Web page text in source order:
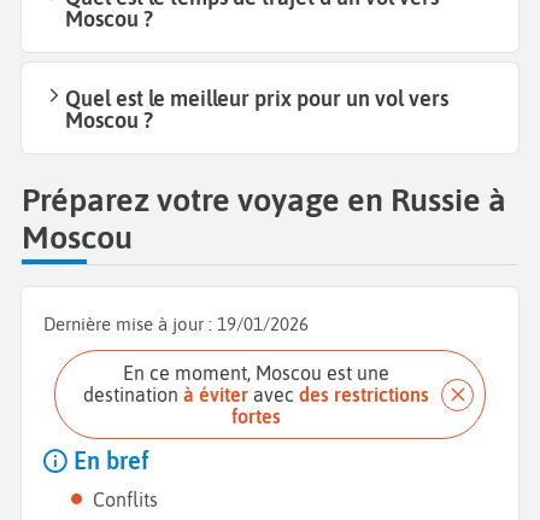
Moscou ?
Quel est le meilleur prix pour un vol vers
Moscou ?
Préparez votre voyage en Russie à
Moscou
Dernière mise à jour : 19/01/2026
En ce moment, Moscou est une
destination à éviteravec des restrictions
fortes
En bref
Conflits